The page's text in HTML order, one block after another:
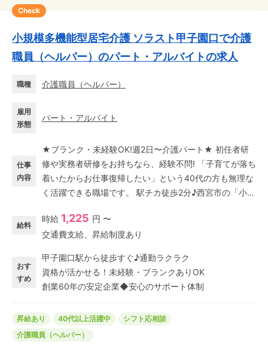
Check
小規模多機能型居宅介護 ソラスト甲子園口で介護
職員（ヘルパー）のパート・アルバイトの求人
職種 介護職員（ヘルパー）
雇用
形態
パート・アルバイト
仕事
内容
★ブランク・未経験OK!週2日〜介護パート★ 初任者研
修や実務者研修をお持ちなら、経験不問! 「子育てが落ち
着いたからお仕事復帰したい」という40代の方も無理な
く活躍できる職場です。 駅チカ徒歩2分♪西宮市の「小規
タッフを大募集! ＼おすすめポイント/ ◆ペースに合わせ
丁寧なサポート 段階を踏んでお仕事を覚えていけるの
両立もバッチリ◎ プライベートの時間も大切に働けるた
め、主夫・主婦パートが多数活躍中! 「通い・泊まり・訪
問」で一人ひとりに寄り添う介護を、ここで始めてみま
給料
時給 1,225 円 〜
交通費支給、昇給制度あり
おす
すめ
甲子園口駅から徒歩すぐ♪通勤ラクラク
資格が活かせる！未経験・ブランクありOK
創業60年の安定企業◆安心のサポート体制
昇給あり 40代以上活躍中
シフト応相談
介護職員（ヘルパー）